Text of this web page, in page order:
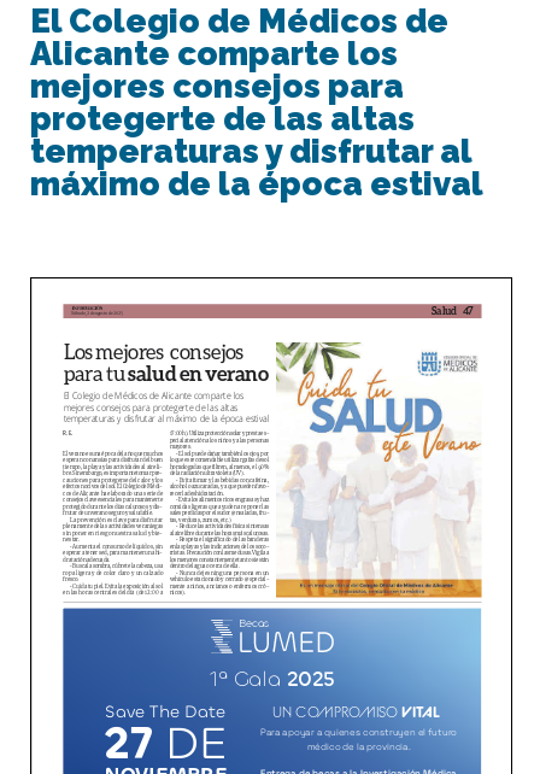
El Colegio de Médicos de
Alicante comparte los
mejores consejos para
protegerte de las altas
temperaturas y disfrutar al
máximo de la época estival